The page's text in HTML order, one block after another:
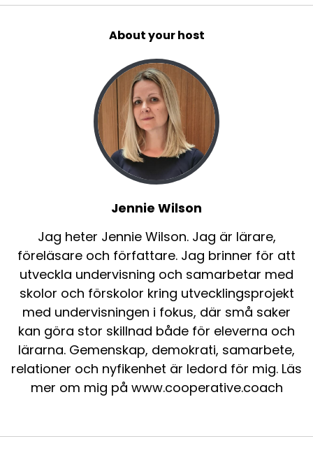
About your host
Jennie Wilson
Jag heter Jennie Wilson. Jag är lärare,
föreläsare och författare. Jag brinner för att
utveckla undervisning och samarbetar med
skolor och förskolor kring utvecklingsprojekt
med undervisningen i fokus, där små saker
kan göra stor skillnad både för eleverna och
lärarna. Gemenskap, demokrati, samarbete,
relationer och nyfikenhet är ledord för mig. Läs
mer om mig på www.cooperative.coach